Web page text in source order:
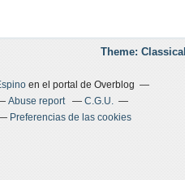
Theme:
en el portal de Overblog
Abuse report
C.G.U.
Preferencias de las cookies